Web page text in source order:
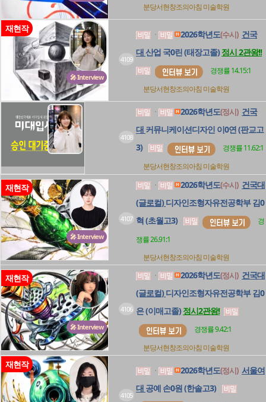
분당서현창조의아침 미술학원
🎤 Interview
재현작
4109
ㆍ 2026학년도(수시) 건국
대산업 국0린 (태장고졸) 정시 2관왕!!
경쟁률 14.15:1
분당서현창조의아침 미술학원
4108
ㆍ 2026학년도(정시) 건국
대 커뮤니케이션디자인 이0연 (판교고
3)
경쟁률 11.62:1
분당서현창조의아침 미술학원
🎤 Interview
재현작
4107
ㆍ 2026학년도(수시) 건국대
(글로컬) 디자인조형자유전공학부 김0
혁 (초월고3)
경
쟁률 26.91:1
분당서현창조의아침 미술학원
🎤 Interview
재현작
4106
ㆍ 2026학년도(정시) 건국대
(글로컬) 디자인조형자유전공학부 김0
은 (이매고졸) 정시2관왕!
경쟁률 9.42:1
분당서현창조의아침 미술학원
재현작
4105
ㆍ 2026학년도(정시) 서울여
대 공예 손0원 (한솔고3)